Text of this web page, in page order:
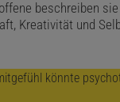
beschreiben
Kreativität und
könnte